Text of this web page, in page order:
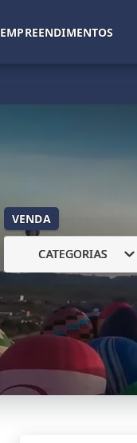
EMPREENDIMENTOS
VENDA
CATEGORIAS